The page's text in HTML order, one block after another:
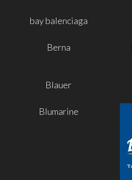
bay balenciaga
Berna
Blauer
Blumarine